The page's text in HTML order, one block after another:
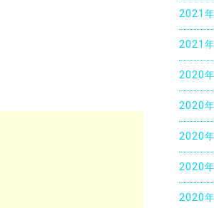
2021
2021
2020
2020
2020
2020
2020